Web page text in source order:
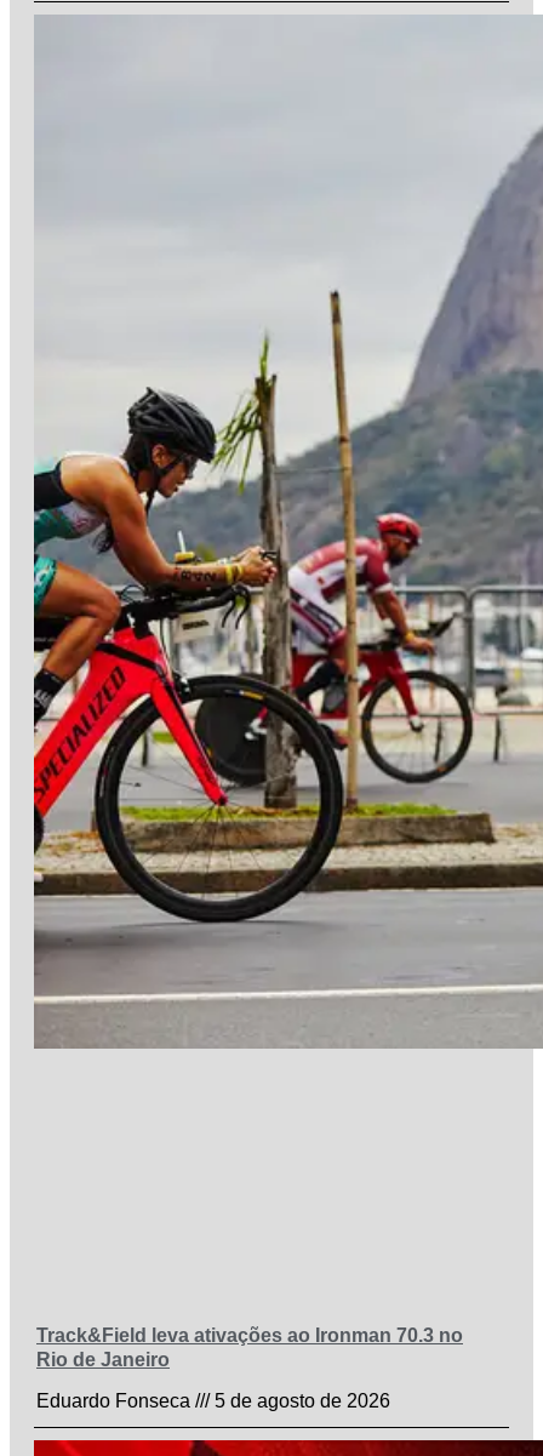
Track&Field leva ativações ao Ironman 70.3 no
Rio de Janeiro
Eduardo Fonseca
5 de agosto de 2026